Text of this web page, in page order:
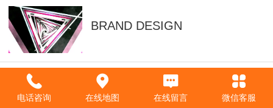
BRAND DESIGN
BRAND DESIGN
电话咨询 在线地图 在线留言 微信客服